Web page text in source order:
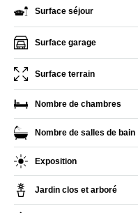
Surface séjour
Surface garage
Surface terrain
Nombre de chambres
Nombre de salles de bain
Exposition
Jardin clos et arboré